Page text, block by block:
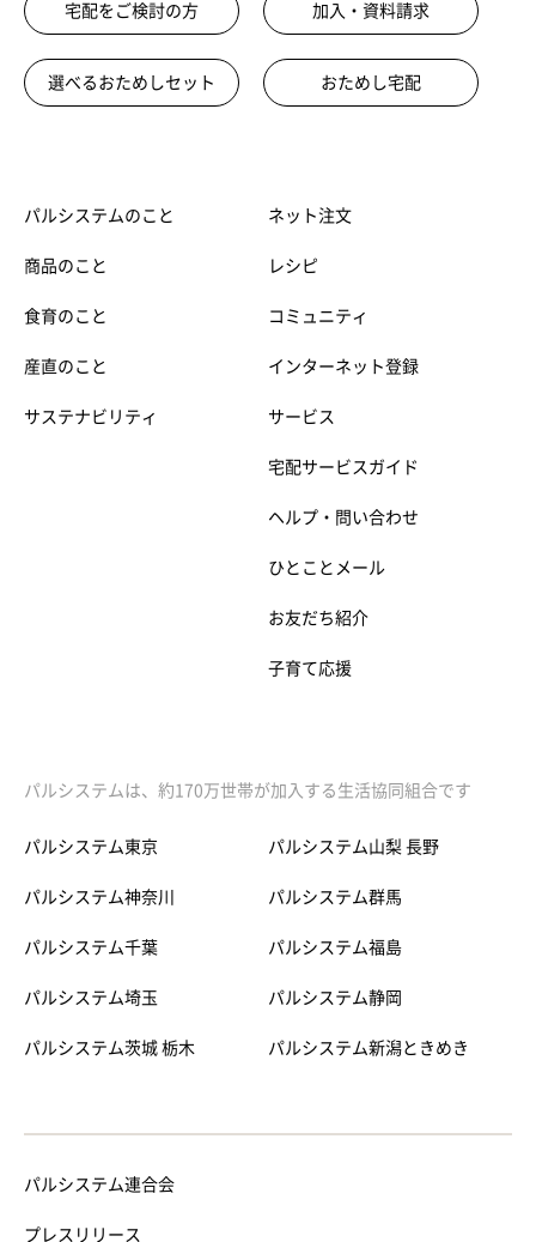
宅配をご検討の方 加入・資料請求
選べるおためしセット おためし宅配
パルシステムのこと
商品のこと
食育のこと
産直のこと
サステナビリティ
ネット注文
レシピ
コミュニティ
インターネット登録
サービス
宅配サービスガイド
ヘルプ・問い合わせ
ひとことメール
お友だち紹介
子育て応援
パルシステムは、約170万世帯が加入する生活協同組合です
パルシステム東京
パルシステム神奈川
パルシステム千葉
パルシステム埼玉
パルシステム茨城 栃木
パルシステム山梨 長野
パルシステム群馬
パルシステム福島
パルシステム静岡
パルシステム新潟ときめき
パルシステム連合会
プレスリリース